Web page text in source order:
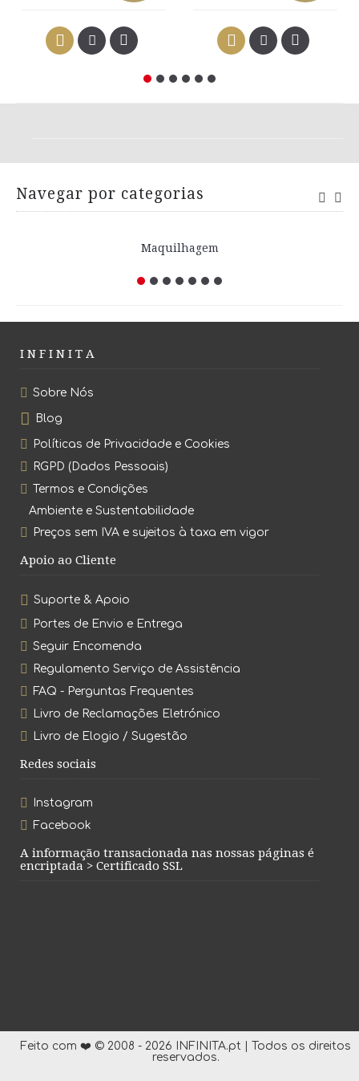
Navegar por categorias
Maquilhagem
I N F I N I T A
Sobre Nós
Blog
Políticas de Privacidade e Cookies
RGPD (Dados Pessoais)
Termos e Condições
Ambiente e Sustentabilidade
Preços sem IVA e sujeitos à taxa em vigor
Apoio ao Cliente
Suporte & Apoio
Portes de Envio e Entrega
Seguir Encomenda
Regulamento Serviço de Assistência
FAQ - Perguntas Frequentes
Livro de Reclamações Eletrónico
Livro de Elogio / Sugestão
Redes sociais
Instagram
Facebook
A informação transacionada nas nossas páginas é
encriptada > Certificado SSL
Feito com ❤️ © 2008 - 2026 INFINITA.pt | Todos os direitos
reservados.